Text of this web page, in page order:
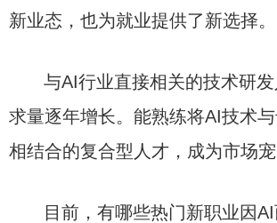
新业态，也为就业提供了新选择。
与AI行业直接相关的技术研
求量逐年增长。能熟练将AI技术
相结合的复合型人才，成为市场宠
目前，有哪些热门新职业因